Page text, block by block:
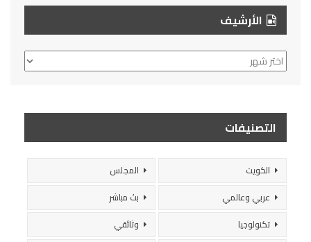
الأرشيف
الأرشيف
التصنيفات
الكويت
المجلس
عربي وعالمي
بث مباشر
تكنولوجيا
وثائقي